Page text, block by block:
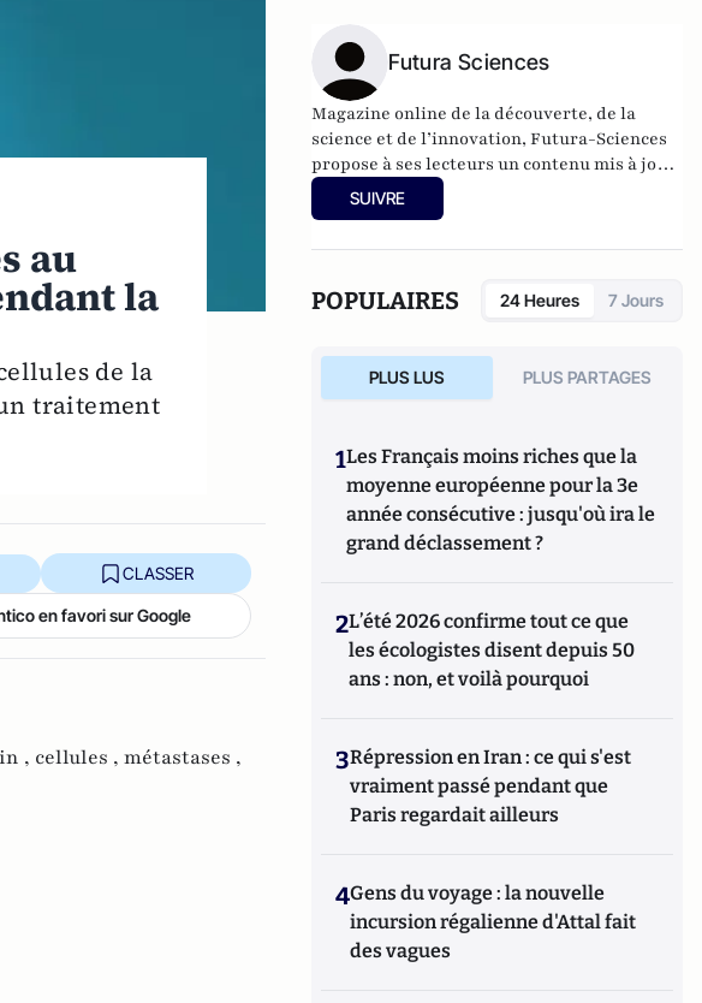
au
la
de la
traitement
CLASSER
en favori sur Google
, cellules , métastases ,
Futura Sciences
Magazine online de la découverte, de la
science et de l’innovation,Futura-Sciences
propose à ses lecteurs un contenu mis à jour
en permanence et richement illustré.
SUIVRE
POPULAIRES 24 Heures 7 Jours
PLUS LUS PLUS PARTAGES
1Les Français moins riches que la
moyenne européenne pour la 3e
année consécutive : jusqu'où ira le
grand déclassement ?
2L’été 2026 confirme tout ce que
les écologistes disent depuis 50
ans : non, et voilà pourquoi
3Répression en Iran : ce qui s'est
vraiment passé pendant que
Paris regardait ailleurs
4Gens du voyage : la nouvelle
incursion régalienne d'Attal fait
des vagues